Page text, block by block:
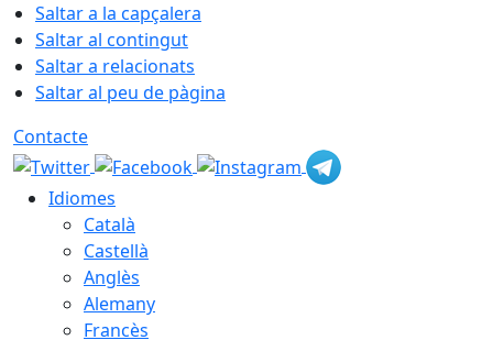
Saltar a la capçalera
Saltar al contingut
Saltar a relacionats
Saltar al peu de pàgina
Contacte
Idiomes
Català
Castellà
Anglès
Alemany
Francès